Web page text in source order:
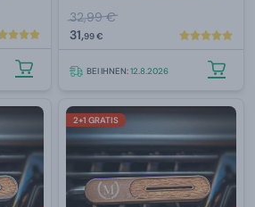
32,99 €
31,99 €
BEI IHNEN:12.8.2026
2+1 GRATIS